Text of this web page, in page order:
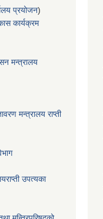
प्रयोजन)
कार्यक्रम
मन्त्रालय
मन्त्रालय राप्ती
उपत्यका